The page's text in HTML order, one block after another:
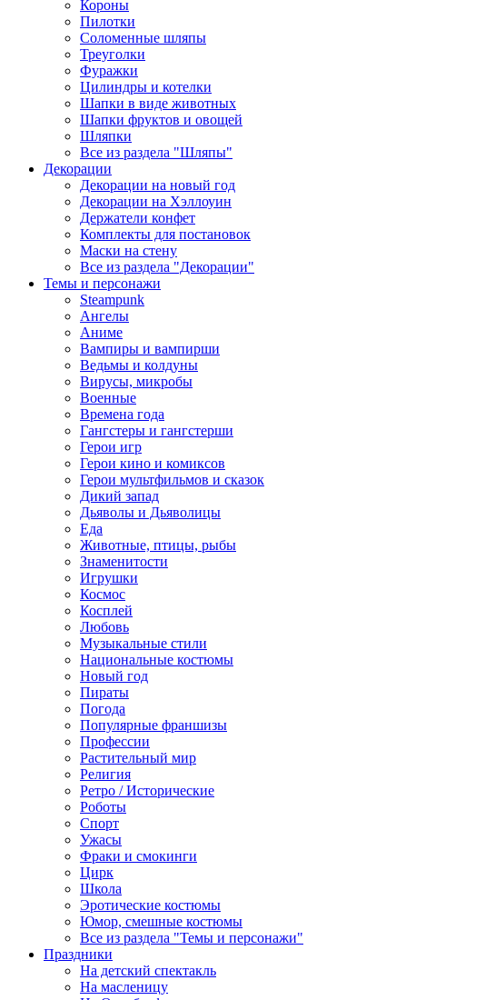
Короны
Пилотки
Соломенные шляпы
Треуголки
Фуражки
Цилиндры и котелки
Шапки в виде животных
Шапки фруктов и овощей
Шляпки
Все из раздела "Шляпы"
Декорации
Декорации на новый год
Декорации на Хэллоуин
Держатели конфет
Комплекты для постановок
Маски на стену
Все из раздела "Декорации"
Темы и персонажи
Steampunk
Ангелы
Аниме
Вампиры и вампирши
Ведьмы и колдуны
Вирусы, микробы
Военные
Времена года
Гангстеры и гангстерши
Герои игр
Герои кино и комиксов
Герои мультфильмов и сказок
Дикий запад
Дьяволы и Дьяволицы
Еда
Животные, птицы, рыбы
Знаменитости
Игрушки
Космос
Косплей
Любовь
Музыкальные стили
Национальные костюмы
Новый год
Пираты
Погода
Популярные франшизы
Профессии
Растительный мир
Религия
Ретро / Исторические
Роботы
Спорт
Ужасы
Фраки и смокинги
Цирк
Школа
Эротические костюмы
Юмор, смешные костюмы
Все из раздела "Темы и персонажи"
Праздники
На детский спектакль
На масленицу